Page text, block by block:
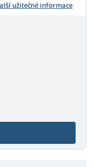
užitečné informace